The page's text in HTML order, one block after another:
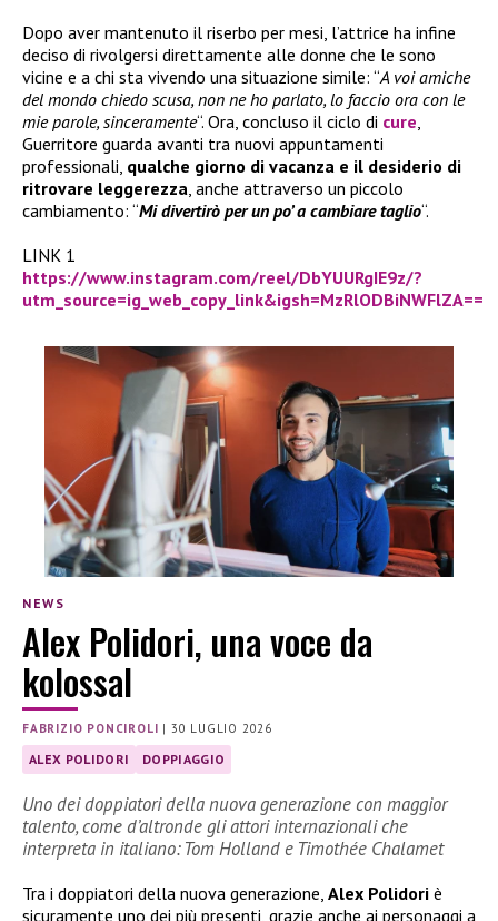
Dopo aver mantenuto il riserbo per mesi, l’attrice ha infine
deciso di rivolgersi direttamente alle donne che le sono
vicine e a chi sta vivendo una situazione simile: “A voi amiche
del mondo chiedo scusa, non ne ho parlato, lo faccio ora con le
mie parole, sinceramente“. Ora, concluso il ciclo di cure
Guerritore guarda avanti tra nuovi appuntamenti
professionali, qualche giorno di vacanza e il desiderio di
ritrovare leggerezza , anche attraverso un piccolo
cambiamento: “Mi divertirò per un po’ a cambiare taglio“.
LINK 1
https://www.instagram.com/reel/DbYUURgIE9z/?
utm_source=ig_web_copy_link&igsh=MzRlODBiNWFlZA==
NEWS
Alex Polidori, una voce da
kolossal
FABRIZIO PONCIROLI | 30 LUGLIO 2026
ALEX POLIDORI DOPPIAGGIO
Uno dei doppiatori della nuova generazione con maggior
talento, come d’altronde gli attori internazionali che
interpreta in italiano: Tom Holland e Timothée Chalamet
Tra i doppiatori della nuova generazione, Alex Polidori è
sicuramente uno dei più presenti, grazie anche ai personaggi a